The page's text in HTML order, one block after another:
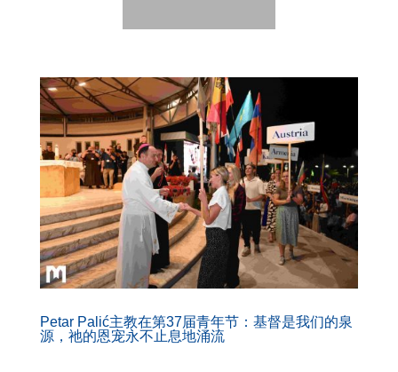
Petar Palić主教在第37届青年节：基督是我们的泉
源，祂的恩宠永不止息地涌流